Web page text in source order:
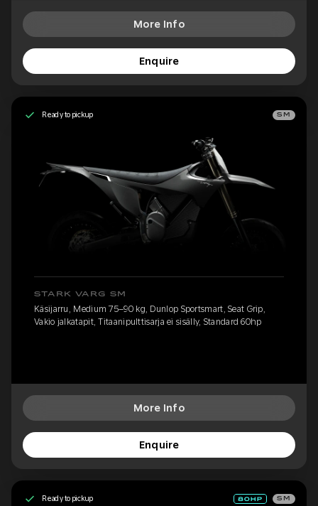
More Info
Enquire
Ready to pickup SM
STARK VARG SM
Käsijarru, Medium 75–90 kg, Dunlop Sportsmart, Seat Grip,
Vakio jalkatapit, Titaanipulttisarja ei sisälly, Standard 60hp
More Info
Enquire
Ready to pickup SM